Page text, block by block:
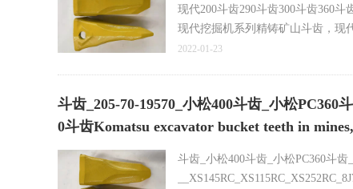
现代200斗齿290斗齿300斗齿360斗
现代挖掘机系列精铸矿山斗齿，现
大宇800尖齿 沃尔沃800斗齿 斗山
75SV2SD 65SV2 85SV2 65SV2SD
2022-01-23
斗齿_205-70-19570_小松400斗齿_小松PC360
0斗齿Komatsu excavator bucket teeth in
斗齿_小松400斗齿_小松PC360斗齿